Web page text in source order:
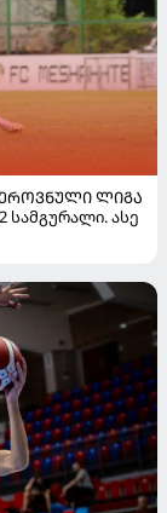
ᲚᲘᲒᲐ
სამგურალი. ასე